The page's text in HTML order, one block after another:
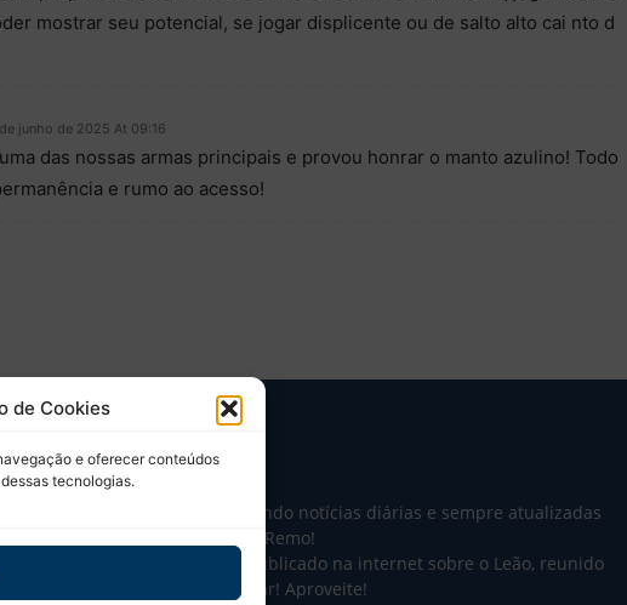
de Cookies
e oferecer conteúdos
tecnologias.
mostrar seu potencial, se jogar displicente ou de salto alto cai nto d
junho de 2025 At 09:16
das nossas armas principais e provou honrar o manto azulino! Todo
e rumo ao acesso!
SOBRE NÓS
Desde 2004 trazendo notícias diárias e sempre atualizadas
sobre o Clube do Remo!
Tudo o que sai publicado na internet sobre o Leão, reunido
em um único lugar! Aproveite!